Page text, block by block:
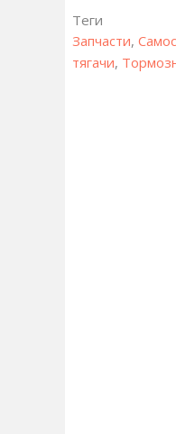
Теги
Запчасти,
тягачи,